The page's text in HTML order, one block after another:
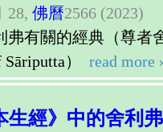
28, 佛曆2566 (2023)
弗有關的經典（尊者
）
read more
生經》中的舍利